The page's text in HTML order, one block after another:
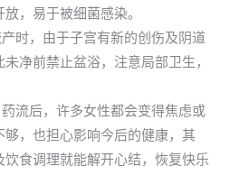
，易于被细菌感染。
时，由于子宫有新的创伤及阴道
净前禁止盆浴，注意局部卫生，
流后，许多女性都会变得焦虑或
，也担心影响今后的健康，其
食调理就能解开心结，恢复快乐